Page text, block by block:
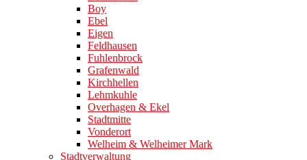
Boy
Ebel
Eigen
Feldhausen
Fuhlenbrock
Grafenwald
Kirchhellen
Lehmkuhle
Overhagen & Ekel
Stadtmitte
Vonderort
Welheim & Welheimer Mark
Stadtverwaltung